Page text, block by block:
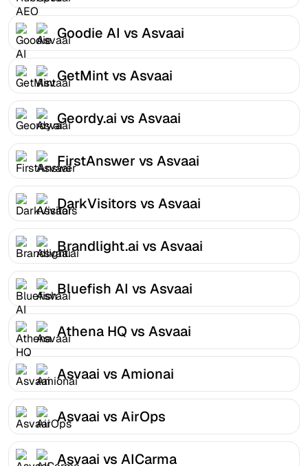
Goodie AI vs Asvaai
GetMint vs Asvaai
Geordy.ai vs Asvaai
FirstAnswer vs Asvaai
DarkVisitors vs Asvaai
Brandlight.ai vs Asvaai
Bluefish AI vs Asvaai
Athena HQ vs Asvaai
Asvaai vs Amionai
Asvaai vs AirOps
Asvaai vs AICarma